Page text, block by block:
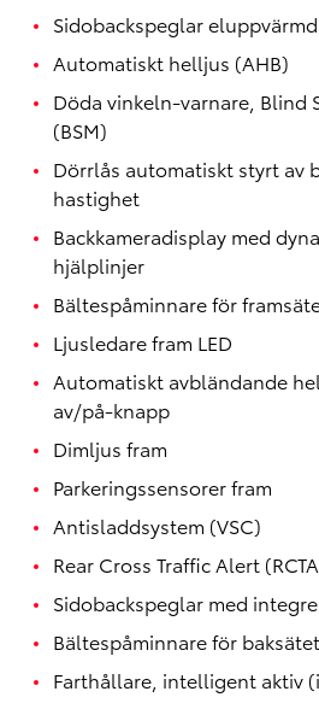
Sidobackspeglar
Automatiskt helljus (AHB)
Döda vinkeln-varnare, Blind
(BSM)
Dörrlås automatiskt styrt av
hastighet
Backkameradisplay med
hjälplinjer
Bältespåminnare för
Ljusledare fram LED
Automatiskt avbländande
av/på-knapp
Dimljus fram
Parkeringssensorer fram
Antisladdsystem (VSC)
Rear Cross Traffic Alert
Sidobackspeglar med
Bältespåminnare för baksätet
Farthållare, intelligent aktiv